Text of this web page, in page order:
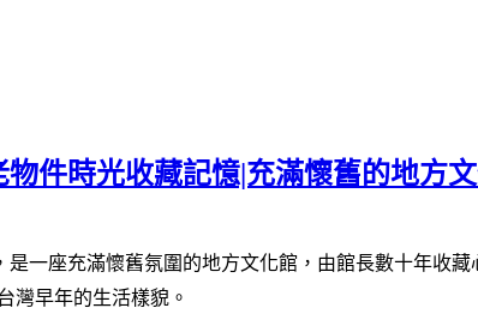
件時光收藏記憶|充滿懷舊的地方
是一座充滿懷舊氛圍的地方文化館， 由館長數十年收藏
灣早年的生活樣貌。